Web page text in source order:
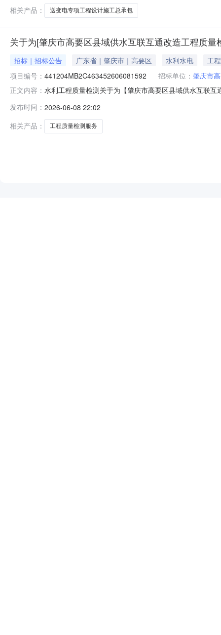
相关产品：
送变电专项工程设计施工总承包
关于为[肇庆市高要区县域供水互联互通改造工程质
招标｜招标公告 广东省｜肇庆市｜高要区 水利水电
工程
项目编号： 441204MB2C463452606081592 招标单位： 肇庆市
正文内容： 水利工程质量检测关于为【肇庆市高要区县域供水互联
供水互联互通改造工程质量检测服务中介服务事项无（
（￥158,524
发布时间： 2026-06-08 22:02
相关产品：
工程质量检测服务